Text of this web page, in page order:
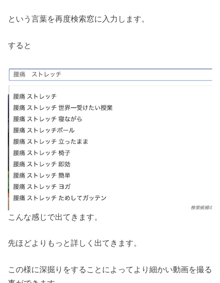
という言葉を再度検索窓に入力します。
すると
こんな感じで出てきます。
先ほどよりもっと詳しく出てきます。
この様に深掘りをすることによってより細かい動画を撮る